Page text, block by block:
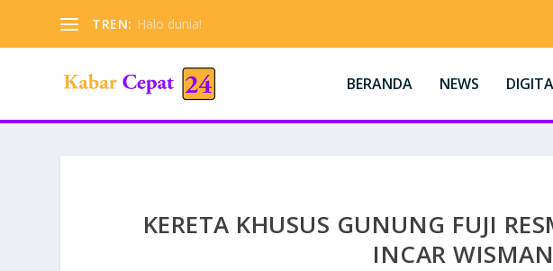
TREN: Halo dunia!
BERANDA NEWS
KERETA KHUSUS GUNUNG FUJI
INCAR WISMAN